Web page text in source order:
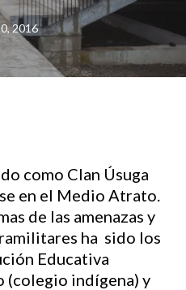
2016
como Clan Úsuga
en el Medio Atrato.
de las amenazas y
ha sido los
Educativa
(colegio indígena) y